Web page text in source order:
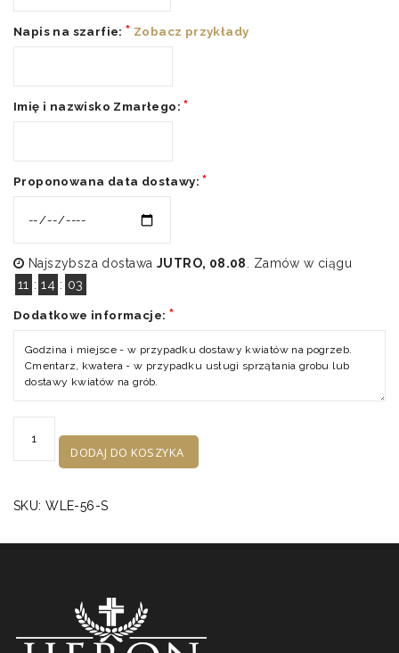
Napis na szarfie:* Zobacz przykłady
Imię i nazwisko Zmarłego:*
Proponowana data dostawy:*
Najszybsza dostawa JUTRO, 08.08. Zamów w ciągu
11 : 14 : 02
Dodatkowe informacje: *
DODAJ DO KOSZYKA
SKU:WLE-56-S